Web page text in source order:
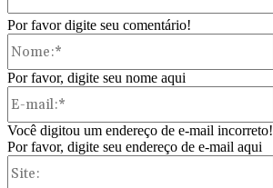
Por favor digite seu comentário!
Por favor, digite seu nome aqui
Você digitou um endereço de e-mail incorreto!
Por favor, digite seu endereço de e-mail aqui